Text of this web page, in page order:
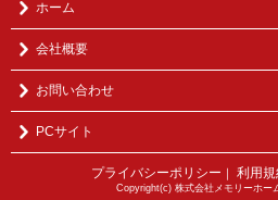
ホーム
会社概要
お問い合わせ
PCサイト
プライバシーポリシー 利用規
Copyright(c) 株式会社メモリーホー